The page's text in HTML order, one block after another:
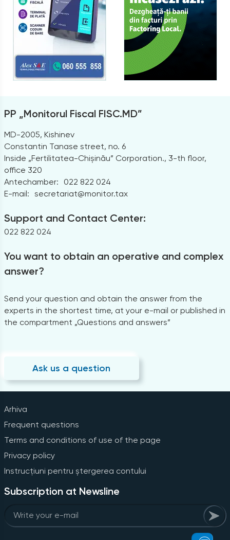
PP „Monitorul Fiscal FISC.MD”
MD-2005, Kishinev
Constantin Tanase street, no. 6
Inside „Fertilitatea-Chișinău” Corporation., 3-th floor,
office 320
Antechamber:
022 822 024
E-mail: secretariat@monitor.tax
Support and Contact Center:
022 822 024
You want to obtain an operative and complex
answer?
Send your question and obtain the answer from the
experts in the shortest time, at your e-mail or published in
the compartment „Questions and answers”
Ask us a question
Arhiva
Frequent questions
Terms and conditions of use of the page
Privacy policy
Instrucțiuni pentru ștergerea contului
Subscription at Newsline